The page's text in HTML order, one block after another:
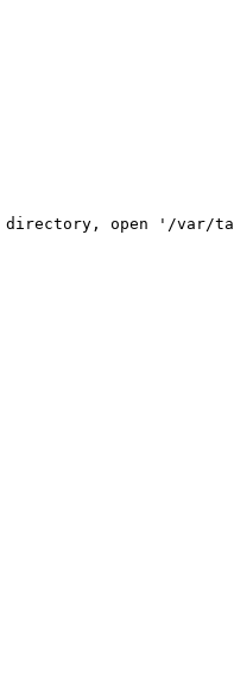
directory, open '/var/